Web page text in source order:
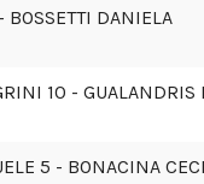
BOSSETTI DANIELA
10 - GUALANDRIS
5 - BONACINA